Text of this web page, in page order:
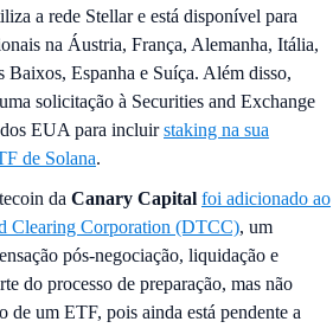
a rede Stellar e está disponível para
na Áustria, França, Alemanha, Itália,
Baixos, Espanha e Suíça. Além disso,
solicitação à Securities and Exchange
EUA para incluirstaking na sua
de Solana.
da Canary Capital foi adicionado ao
Clearing Corporation (DTCC), um
pós-negociação, liquidação e
do processo de preparação, mas não
de um ETF, pois ainda está pendente a